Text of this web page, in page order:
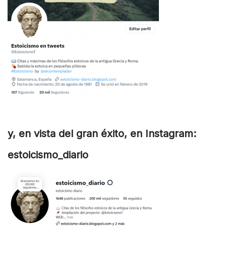
y, en vista del gran éxito, en Instagram:
estoicismo_diario